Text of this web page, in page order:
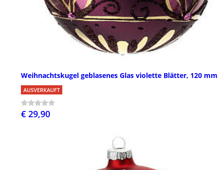
Weihnachtskugel geblasenes Glas violette Blätter, 120 mm
AUSVERKAUFT
€ 29,90